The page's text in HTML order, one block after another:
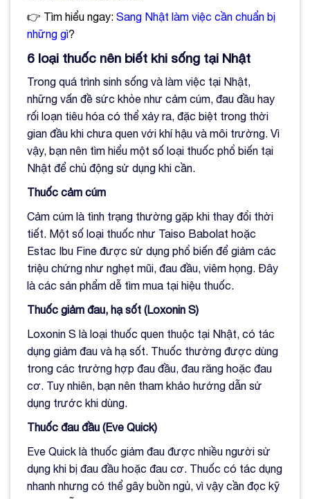
👉 Tìm hiểu ngay: Sang Nhật làm việc cần chuẩn bị
những gì?
6 loại thuốc nên biết khi sống tại Nhật
Trong quá trình sinh sống và làm việc tại Nhật,
những vấn đề sức khỏe như cảm cúm, đau đầu hay
rối loạn tiêu hóa có thể xảy ra, đặc biệt trong thời
gian đầu khi chưa quen với khí hậu và môi trường. Vì
vậy, bạn nên tìm hiểu một số loại thuốc phổ biến tại
Nhật để chủ động sử dụng khi cần.
Thuốc cảm cúm
Cảm cúm là tình trạng thường gặp khi thay đổi thời
tiết. Một số loại thuốc như Taiso Babolat hoặc
Estac Ibu Fine được sử dụng phổ biến để giảm các
triệu chứng như nghẹt mũi, đau đầu, viêm họng. Đây
là các sản phẩm dễ tìm mua tại hiệu thuốc.
Thuốc giảm đau, hạ sốt (Loxonin S)
Loxonin S là loại thuốc quen thuộc tại Nhật, có tác
dụng giảm đau và hạ sốt. Thuốc thường được dùng
trong các trường hợp đau đầu, đau răng hoặc đau
cơ. Tuy nhiên, bạn nên tham khảo hướng dẫn sử
dụng trước khi dùng.
Thuốc đau đầu (Eve Quick)
Eve Quick là thuốc giảm đau được nhiều người sử
dụng khi bị đau đầu hoặc đau cơ. Thuốc có tác dụng
nhanh nhưng có thể gây buồn ngủ, vì vậy cần đọc kỹ